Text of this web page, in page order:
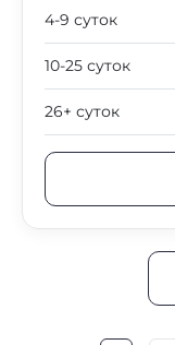
4-9 суток
10-25 суток
26+ суток